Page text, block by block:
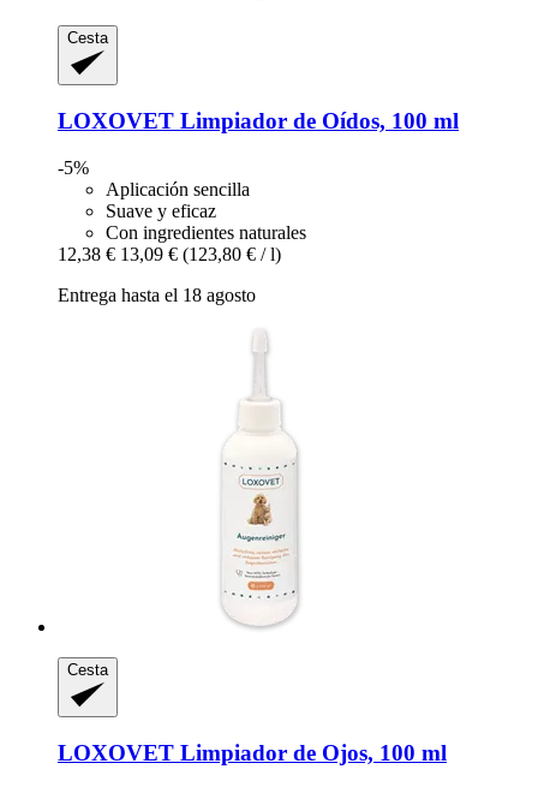
Cesta
LOXOVET Limpiador de Oídos, 100 ml
-5%
Aplicación sencilla
Suave y eficaz
Con ingredientes naturales
12,38 € 13,09 € (123,80 € / l)
Entrega hasta el 18 agosto
Cesta
LOXOVET Limpiador de Ojos, 100 ml